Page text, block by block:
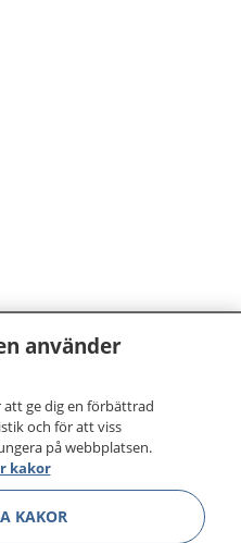
hälsa och vård
och information om
du kan kontakta.
och göra dina
1177 för
använder
att ge dig en förbättrad
och för att viss
på webbplatsen.
kakor
KAKOR